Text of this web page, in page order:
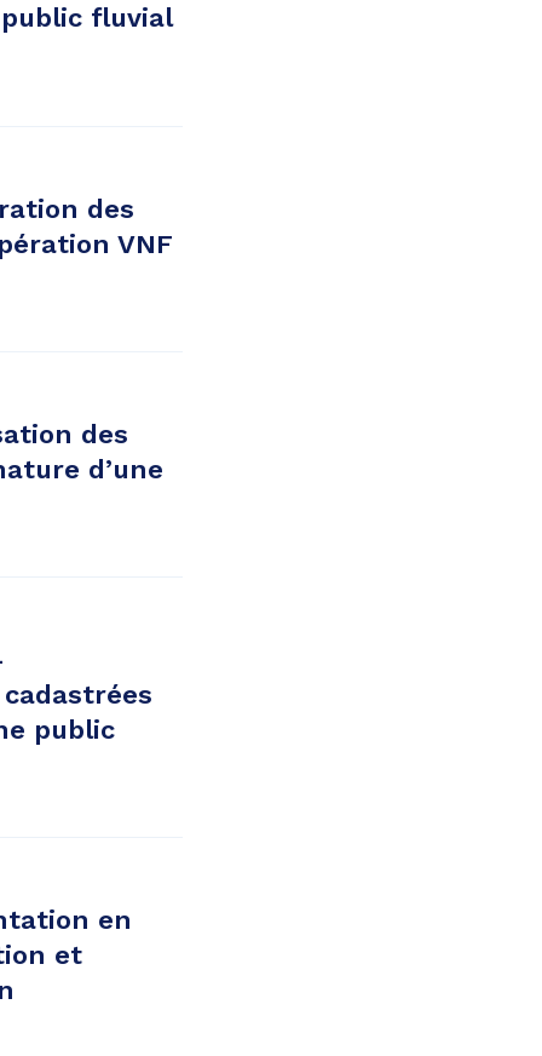
fluvial
des
VNF
des
d’une
public
en
et